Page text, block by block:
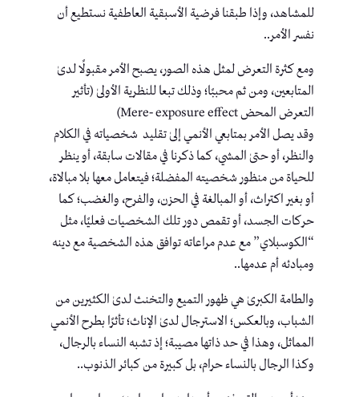
للمشاهد، وإذا طبقنا فرضية الأسبقية العاطفية نستطيع أن
نفسر الأمر..
ومع كثرة التعرض لمثل هذه الصور، يصبح الأمر مقبولًا لدىٰ
المتابعين، ومن ثم محببًا؛ وذلك تبعا للنظرية الأولىٰ (تأثير
التعرض المحض Mere- exposure effect)
وقد يصل الأمر بمتابعي الأنمي إلىٰ تقليد شخصياته في الكلام
والنظر، أو حتىٰ المشي، كما ذكرنا في مقالات سابقة، أو ينظر
للحياة من منظور شخصيته المفضلة؛ فيتعامل معها بلا مبالاة،
أو بغير اكتراث، أو المبالغة في الحزن، والفرح، والغضب؛ كما
حركات الجسد، أو تقمص دور تلك الشخصيات فعليًا، مثل
“الكوسبلاي” مع عدم مراعاته توافق هذه الشخصية مع دينه
ومبادئه أم عدمها..
والطامة الكبرىٰ هي ظهور التميع والتخنث لدىٰ الكثيرين من
الشباب، وبالعكس؛ الاسترجال لدىٰ الإناث؛ تأثرًا بطرح الأنمي
المماثل، وهذا في حد ذاتها مصيبة؛ إذ تشبه النساء بالرجال،
وكذا الرجال بالنساء حرام، بل كبيرة من كبائر الذنوب..